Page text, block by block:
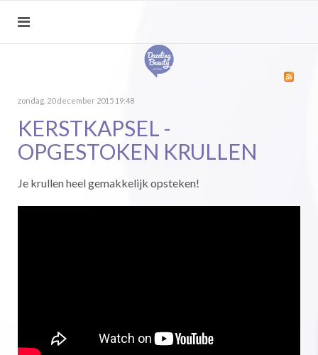
zondag, 20 december 2015 19:48
KERSTKAPSEL -
OPGESTOKEN KRULLEN
Je krullen heel gemakkelijk opsteken!